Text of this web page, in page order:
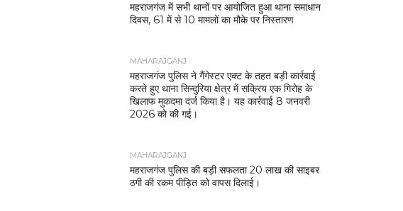
महराजगंज में सभी थानों पर आयोजित हुआ थाना समाधान
दिवस, 61 में से 10 मामलों का मौके पर निस्तारण
MAHARAJGANJ
महराजगंज पुलिस ने गैंगेस्टर एक्ट के तहत बड़ी कार्रवाई
करते हुए थाना सिन्दुरिया क्षेत्र में सक्रिय एक गिरोह के
खिलाफ मुकदमा दर्ज किया है। यह कार्रवाई 8 जनवरी
2026 को की गई।
MAHARAJGANJ
महराजगंज पुलिस की बड़ी सफलता 20 लाख की साइबर
ठगी की रकम पीड़ित को वापस दिलाई।